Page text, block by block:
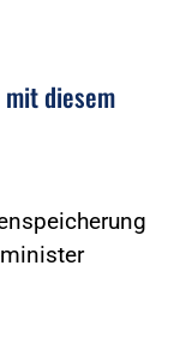
mit diesem